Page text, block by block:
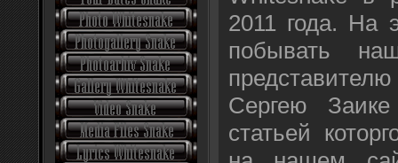
2011 года. На
побывать
Сергею
статьей